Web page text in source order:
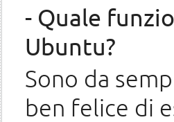
- Quale
Ubuntu?
Sono da
ben felice di